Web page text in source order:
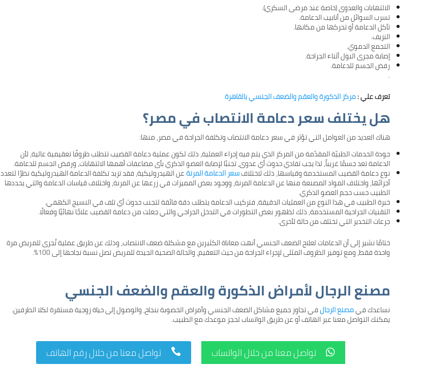
الالتهابات والعدوى (خاصة عند مرضى السكري).
تسرب السوائل من أنابيب الدعامة.
تآكل الدعامة أو تحركها من مكانها.
النزيف.
التجمع الدموي.
إصابة مجرى البول أثناء الجراحة.
رفض الجسم للدعامة.
.
تعرف علي :مركز الذكورة والعقم والضعف الجنسي بالقاهرة
هل يختلف سعر دعامة الانتصاب في مصر؟
هناك العديد من العوامل التي تؤثر في سعر دعامة الانتصاب وتكلفة الجراحة في مصر، منها:
جودة الخدمات الطبيّة المقدّمة من المركز الذي يتم فيه إجراء العملية، ذلك لكون عملية دعامة القضيب تتطلب ظروفًا تعقيمية عالية، لأن
الدعامة تعد جسمًا غريباً، لذا يجب تفادي حدوث أي عدوى، تجنبًا لإصابة العضو الذكري بأى مضاعفات أهمها الالتهابات، ورفض الجسم للدعامة.
نوعدعامة القضيبالمستخدمة وقياسها، ذلك لاختلافسعر الدعامة المرنةعن الهيدروليكية، فقد تزيد تكلفة الدعامة الهيدروليكية نظرًا لتعدد
أجزائها، واختلاف المواد المصنعة منها عن الدعامة المرنة، ووجود بعض المميزات في زرعها عن المرنة، واختلاف قياسات الدعامة والتي يحددها
الطبيب حسب حجم العضو الذكري.
خبرة الطبيب في هذا النوع من العمليات الدقيقة، فتركيب الدعامة يتطلب دقة فائقة لتجنب حدوث أي تلف في النسيج الكهفي.
التقنيات الجراحية المستخدمة، ذلك لظهور بعض التطورات في التدخل الجراحي والتي جعلت مندعامة القضيبعلاجًا نهائيًا وفعالًا.
جرعات التخدير التي تختلف من حالة لأخرى.
ختامًا نشير إلى أن الدعامات لعلاج الضعف الجنسي أنهت معاناة الكثيرين مع مشكلة ضعف الانتصاب، وذلك عن طريق عملية تُجرى للمريض مرة
واحدة فقط، ومع توفير الظروف المثلى لإجراء الجراحة من حيث التعقيم، والحالة الصحية الجيدة للمريض تصل نسبة نجاحها إلى 100%.
مصنع الرجال لأمراض الذكورة والعقم والضعف الجنسي
نساعدك فيمصنع الرجالفي تجاوز جميع مشاكل الضعف الجنسي وأمراض الخصوبة بنجاح، والوصول إلى حياة زوجية مستقرة لكلا الطرفين.
يمكنك التواصل معنا عبر الهاتف أو عن طريق الواتساب لحجز موعدك مع الطبيب.
تواصل معنا من خلال رقم الهاتف  تواصل معنا من خلال الواتساب 